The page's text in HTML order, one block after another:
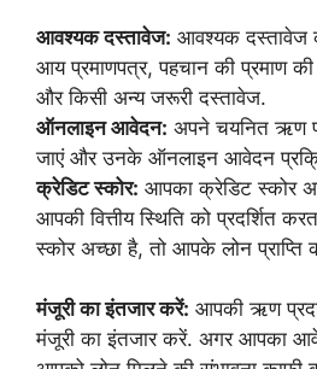
आवश्यक दस्तावेज: आवश्यक दस्तावेज
आय प्रमाणपत्र, पहचान की प्रमाण
और किसी अन्य जरूरी दस्तावेज.
ऑनलाइन आवेदन: अपने चयनित ऋण
जाएं और उनके ऑनलाइन आवेदन
क्रेडिट स्कोर: आपका क्रेडिट स्कोर
आपकी वित्तीय स्थिति को प्रदर्शित
स्कोर अच्छा है, तो आपके लोन प्राप्ति
मंजूरी का इंतजार करें: आपकी ऋण
मंजूरी का इंतजार करें. अगर आपका